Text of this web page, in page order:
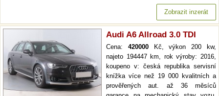
Zobrazit inzerát
Audi A6 Allroad 3.0 TDI
Cena: 420000Kč, výkon 200 kw,
najeto 194447 km, rok výroby: 2016,
koupeno v: česká republika servisní
knížka více než 19 000 kvalitních a
prověřených aut. až 36 měsíců